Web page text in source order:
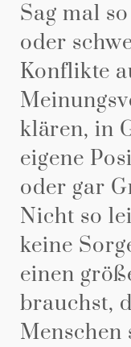
Sag mal
oder
Konflikte
klären, in
eigene
oder gar
Nicht so
keine
einen
brauchst,
Menschen